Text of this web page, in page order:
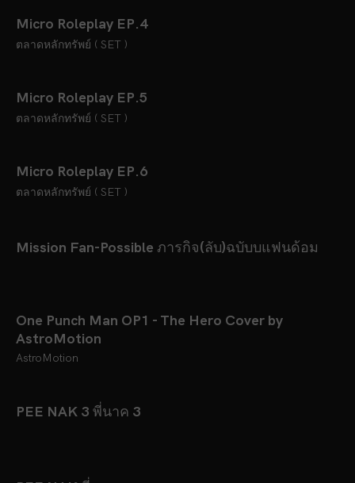
Micro Roleplay EP.4
ตลาดหลักทรัพย์ ( SET )
Micro Roleplay EP.5
ตลาดหลักทรัพย์ ( SET )
Micro Roleplay EP.6
ตลาดหลักทรัพย์ ( SET )
Mission Fan-Possible ภารกิจ(ลับ)ฉบับบแฟนด้อม
One Punch Man OP1 - The Hero Cover by
AstroMotion
AstroMotion
PEE NAK 3 พี่นาค 3